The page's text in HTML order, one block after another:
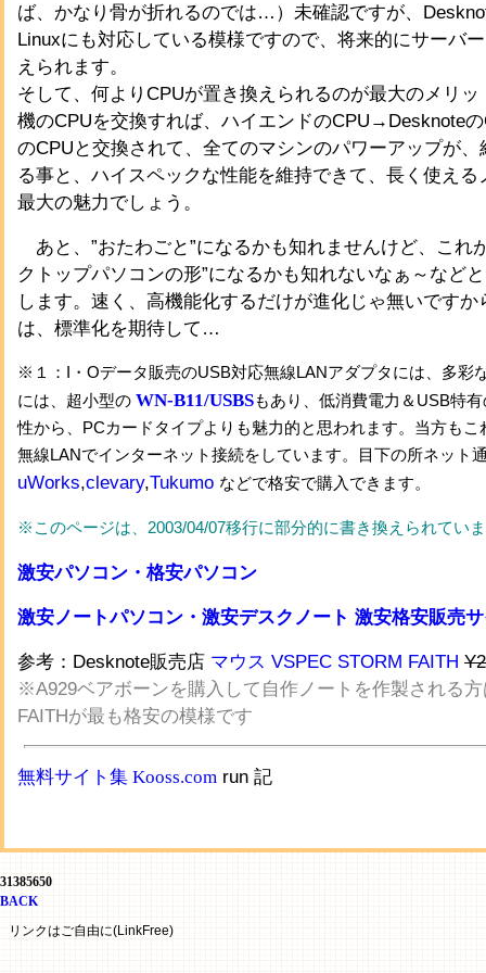
ば、かなり骨が折れるのでは…）未確認ですが、
Linuxにも対応している模様ですので、将来的にサーバ
えられます。
そして、何よりCPUが置き換えられるのが最大のメリ
機のCPUを交換すれば、ハイエンドのCPU→Desknote
のCPUと交換されて、全てのマシンのパワーアップが
る事と、ハイスペックな性能を維持できて、長く使える
最大の魅力でしょう。
あと、”おたわごと”になるかも知れませんけど、これ
クトップパソコンの形”になるかも知れないなぁ～など
します。速く、高機能化するだけが進化じゃ無いですか
は、標準化を期待して…
※１：I・Oデータ販売のUSB対応無線LANアダプタには、多彩
には、超小型の WN-B11/USBSもあり、低消費電力＆USB特
性から、PCカードタイプよりも魅力的と思われます。当方もこ
無線LANでインターネット接続をしています。目下の所ネット
uWorks,clevary,Tukumo などで格安で購入できます。
※このページは、2003/04/07移行に部分的に書き換えられてい
激安パソコン・格安パソコン
激安ノートパソコン・激安デスクノート 激安格安販売
参考：Desknote販売店 マウス VSPEC STORM FAITH
※A929ベアボーンを購入して自作ノートを作製される
FAITHが最も格安の模様です
無料サイト集 Kooss.com run 記
31385650
BACK
リンクはご自由に(LinkFree)